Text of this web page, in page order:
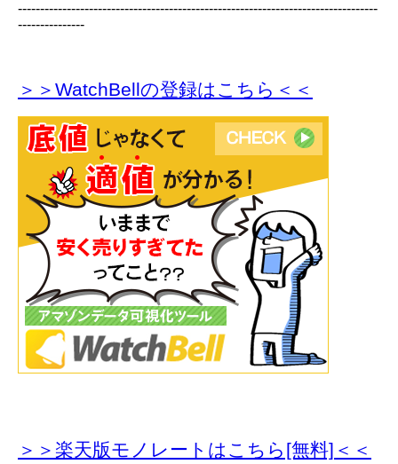
---------------------------------------------------------------------------------
---------------
＞＞WatchBellの登録はこちら＜＜
＞＞楽天版モノレートはこちら[無料]＜＜